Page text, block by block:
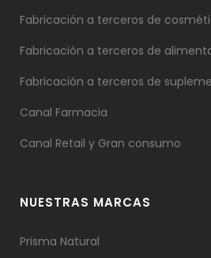
Fabricación a terceros de
Fabricación a terceros de
Fabricación a terceros de
Canal Farmacia
Canal Retail y Gran consumo
NUESTRAS MARCAS
Prisma Natural